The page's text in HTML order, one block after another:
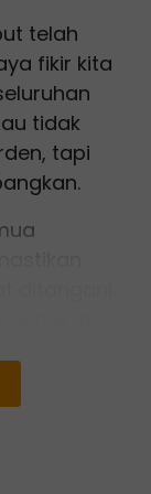
telah
fikir kita
tidak
tapi
Ahli